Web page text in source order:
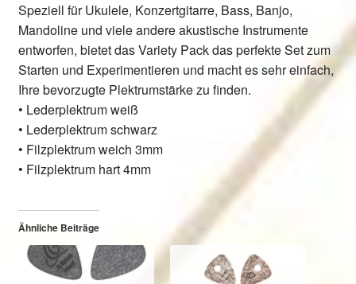
Speziell für Ukulele, Konzertgitarre, Bass, Banjo,
Mandoline und viele andere akustische Instrumente
entworfen, bietet das Variety Pack das perfekte Set zum
Starten und Experimentieren und macht es sehr einfach,
Ihre bevorzugte Plektrumstärke zu finden.
• Lederplektrum weiß
• Lederplektrum schwarz
• Filzplektrum weich 3mm
• Filzplektrum hart 4mm
Ähnliche Beiträge